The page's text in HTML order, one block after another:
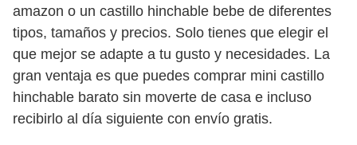
amazon o un castillo hinchable bebe de diferentes
tipos, tamaños y precios. Solo tienes que elegir el
que mejor se adapte a tu gusto y necesidades. La
gran ventaja es que puedes comprar mini castillo
hinchable barato sin moverte de casa e incluso
recibirlo al día siguiente con envío gratis.